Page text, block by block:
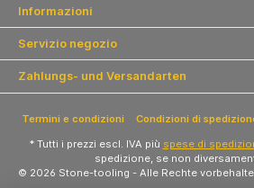
Informazioni
Servizio negozio
Zahlungs- und Versandarten
Termini e condizioni Condizioni di
* Tutti i prezzi escl. IVA più spese di
spedizione, se non
© 2026 Stone-tooling - Alle Rechte